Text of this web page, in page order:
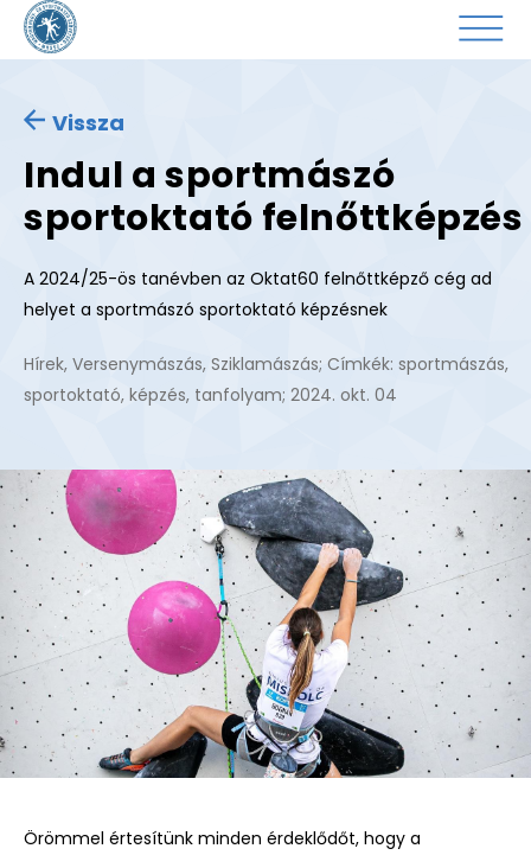
Vissza
Indul a sportmászó
sportoktató felnőttképzés
A 2024/25-ös tanévben az Oktat60 felnőttképző cég ad
helyet a sportmászó sportoktató képzésnek
Hírek, Versenymászás, Sziklamászás; Címkék: sportmászás,
sportoktató, képzés, tanfolyam; 2024. okt. 04
Örömmel értesítünk minden érdeklődőt, hogy a